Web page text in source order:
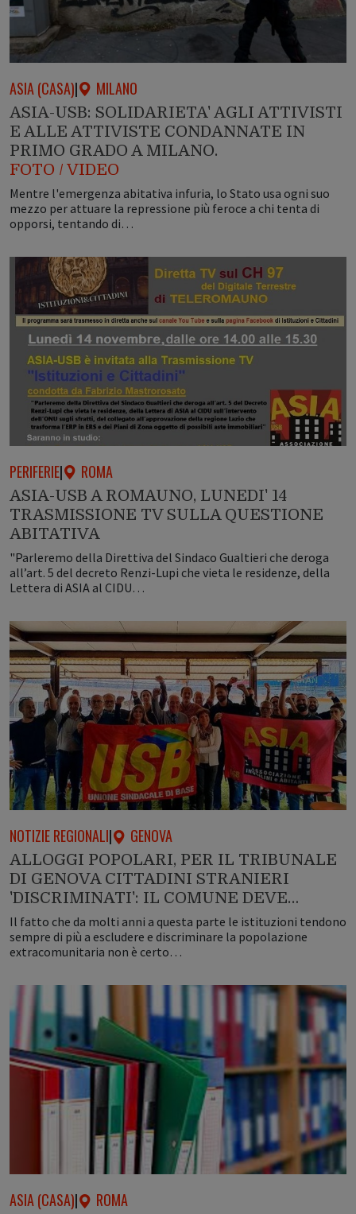
ASIA (CASA)| MILANO
ASIA-USB: SOLIDARIETA' AGLI ATTIVISTI
E ALLE ATTIVISTE CONDANNATE IN
PRIMO GRADO A MILANO.
FOTO / VIDEO
Mentre l'emergenza abitativa infuria, lo Stato usa ogni suo
mezzo per attuare la repressione più feroce a chi tenta di
opporsi, tentando di…
PERIFERIE| ROMA
ASIA-USB A ROMAUNO, LUNEDI' 14
TRASMISSIONE TV SULLA QUESTIONE
ABITATIVA
"Parleremo della Direttiva del Sindaco Gualtieri che deroga
all’art. 5 del decreto Renzi-Lupi che vieta le residenze, della
Lettera di ASIA al CIDU…
NOTIZIE REGIONALI| GENOVA
ALLOGGI POPOLARI, PER IL TRIBUNALE
DI GENOVA CITTADINI STRANIERI
'DISCRIMINATI': IL COMUNE DEVE…
Il fatto che da molti anni a questa parte le istituzioni tendono
sempre di più a escludere e discriminare la popolazione
extracomunitaria non è certo…
ASIA (CASA)| ROMA